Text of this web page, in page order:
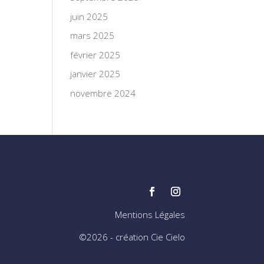
juin 2025
mars 2025
février 2025
janvier 2025
novembre 2024
Mentions Légales
©2026 - création Cie Cielo